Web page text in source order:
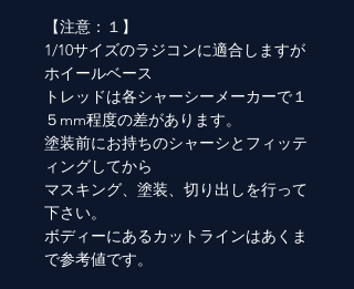
【注意：１】
1/10サイズのラジコンに適合しますが
ホイールベース
トレッドは各シャーシーメーカーで１
５mm程度の差があります。
塗装前にお持ちのシャーシとフィッテ
ィングしてから
マスキング、塗装、切り出しを行って
下さい。
ボディーにあるカットラインはあくま
で参考値です。